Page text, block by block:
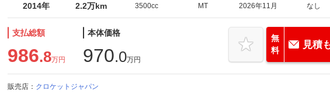
2014年 2.2万km 3500cc MT 2026年11月 なし
支払総額
986.8万円
本体価格
970.0万円
無
料
見積
販売店： クロケットジャパン